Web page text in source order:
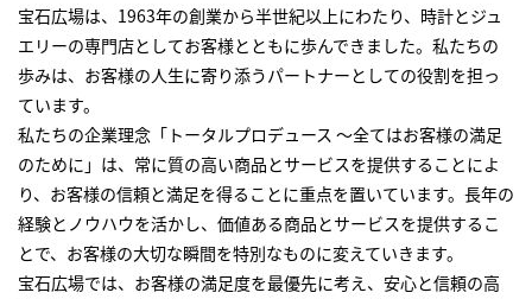
宝石広場は、1963年の創業から半世紀以上にわたり、時計とジュ
エリーの専門店としてお客様とともに歩んできました。私たちの
歩みは、お客様の人生に寄り添うパートナーとしての役割を担っ
ています。
私たちの企業理念「トータルプロデュース ～全てはお客様の満足
のために」は、常に質の高い商品とサービスを提供することによ
り、お客様の信頼と満足を得ることに重点を置いています。長年の
経験とノウハウを活かし、価値ある商品とサービスを提供するこ
とで、お客様の大切な瞬間を特別なものに変えていきます。
宝石広場では、お客様の満足度を最優先に考え、安心と信頼の高